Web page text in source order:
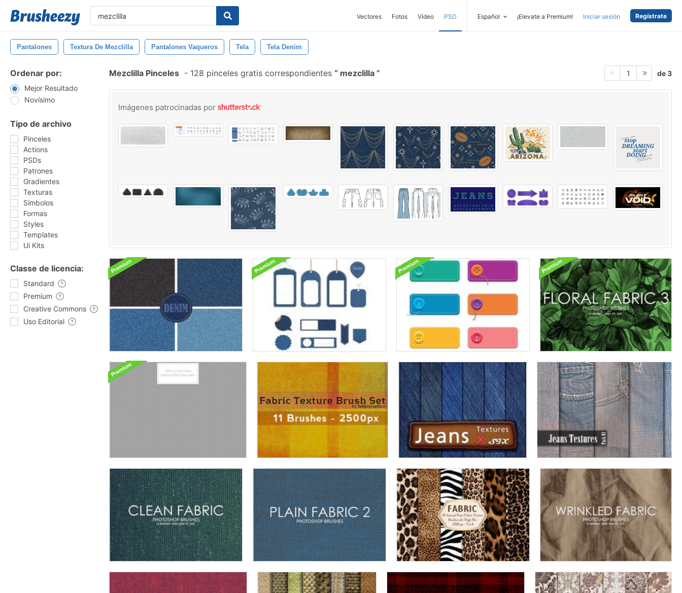
Vectores Fotos Vídeo PSD Español ¡Elevate a Premium! Iniciar sesión Regístrate
Pantalones Textura De Mezclilla Pantalones Vaqueros Tela Tela Denim
Ordenar por:
Mejor Resultado
Novísimo
Tipo de archivo
Pinceles
Actions
PSDs
Patrones
Gradientes
Texturas
Símbolos
Formas
Styles
Templates
Ui Kits
Classe de licencia:
Standard
Premium
Creative Commons
Uso Editorial
Mezclilla Pinceles - 128 pinceles gratis correspondientes mezclilla 1 de 3
Imágenes patrocinadas por